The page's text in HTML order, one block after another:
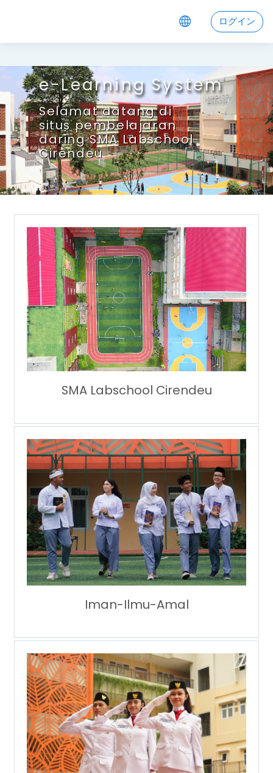
ログイン
di laman pembelajaran
e-Learning System
Selamat datang di
situs pembelajaran
daring SMA Labschool
Cirendeu
SMA Labschool Cirendeu
Iman-Ilmu-Amal